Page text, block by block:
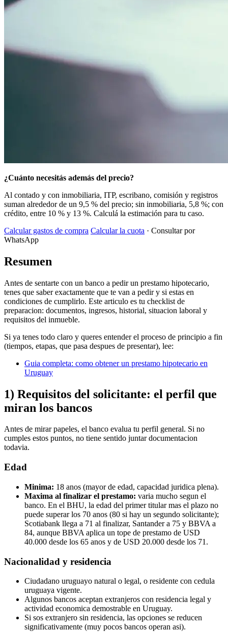
¿Cuánto necesitás además del precio?
Al contado y con inmobiliaria, ITP, escribano, comisión y registros
suman alrededor de un 9,5 % del precio; sin inmobiliaria, 5,8 %; con
crédito, entre 10 % y 13 %. Calculá la estimación para tu caso.
Calcular gastos de compra Calcular la cuota · Consultar por
WhatsApp
Resumen
Antes de sentarte con un banco a pedir un prestamo hipotecario,
tenes que saber exactamente que te van a pedir y si estas en
condiciones de cumplirlo. Este articulo es tu checklist de
preparacion: documentos, ingresos, historial, situacion laboral y
requisitos del inmueble.
Si ya tenes todo claro y queres entender el proceso de principio a fin
(tiempos, etapas, que pasa despues de presentar), lee:
Guia completa: como obtener un prestamo hipotecario en
Uruguay
1) Requisitos del solicitante: el perfil que
miran los bancos
Antes de mirar papeles, el banco evalua tu perfil general. Si no
cumples estos puntos, no tiene sentido juntar documentacion
todavia.
Edad
Minima: 18 anos (mayor de edad, capacidad juridica plena).
Maxima al finalizar el prestamo: varia mucho segun el
banco. En el BHU, la edad del primer titular mas el plazo no
puede superar los 70 anos (80 si hay un segundo solicitante);
Scotiabank llega a 71 al finalizar, Santander a 75 y BBVA a
84, aunque BBVA aplica un tope de prestamo de USD
40.000 desde los 65 anos y de USD 20.000 desde los 71.
Nacionalidad y residencia
Ciudadano uruguayo natural o legal, o residente con cedula
uruguaya vigente.
Algunos bancos aceptan extranjeros con residencia legal y
actividad economica demostrable en Uruguay.
Si sos extranjero sin residencia, las opciones se reducen
significativamente (muy pocos bancos operan asi).